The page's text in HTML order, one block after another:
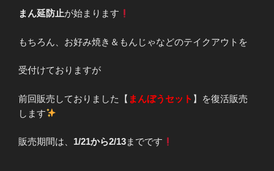
まん延防止が始まります
もちろん、お好み焼き＆もんじゃなどのテイクアウトを
受付けておりますが
前回販売しておりました【 まんぼうセット 】を復活販売
します
販売期間は、 1/21から2/13までです